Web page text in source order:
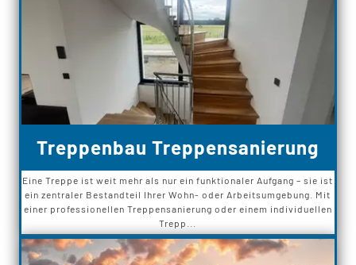
Treppenbau Treppensanierung
Eine Treppe ist weit mehr als nur ein funktionaler Aufgang – sie ist
ein zentraler Bestandteil Ihrer Wohn- oder Arbeitsumgebung. Mit
einer professionellen Treppensanierung oder einem individuellen
Trepp...